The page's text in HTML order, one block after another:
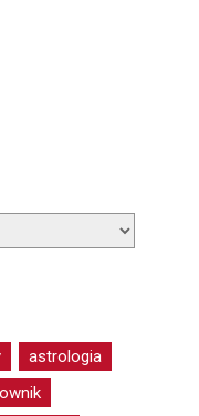
astrologia